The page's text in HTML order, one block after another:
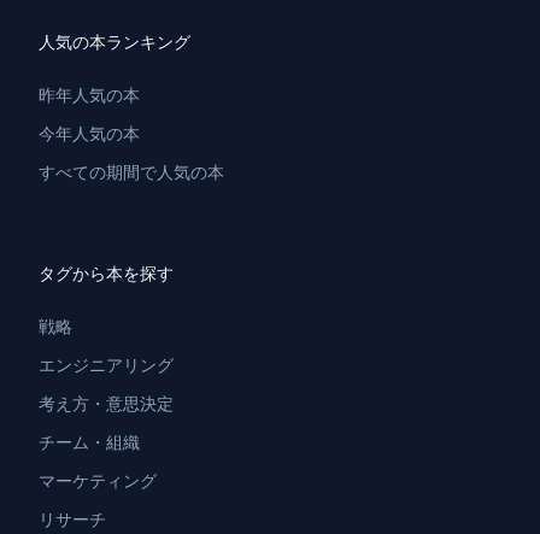
人気の本ランキング
昨年人気の本
今年人気の本
すべての期間で人気の本
タグから本を探す
戦略
エンジニアリング
考え方・意思決定
チーム・組織
マーケティング
リサーチ